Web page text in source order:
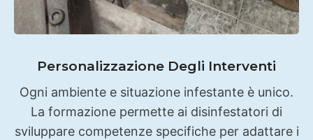
Personalizzazione Degli Interventi
Ogni ambiente e situazione infestante è unico.
La formazione permette ai disinfestatori di
sviluppare competenze specifiche per adattare i